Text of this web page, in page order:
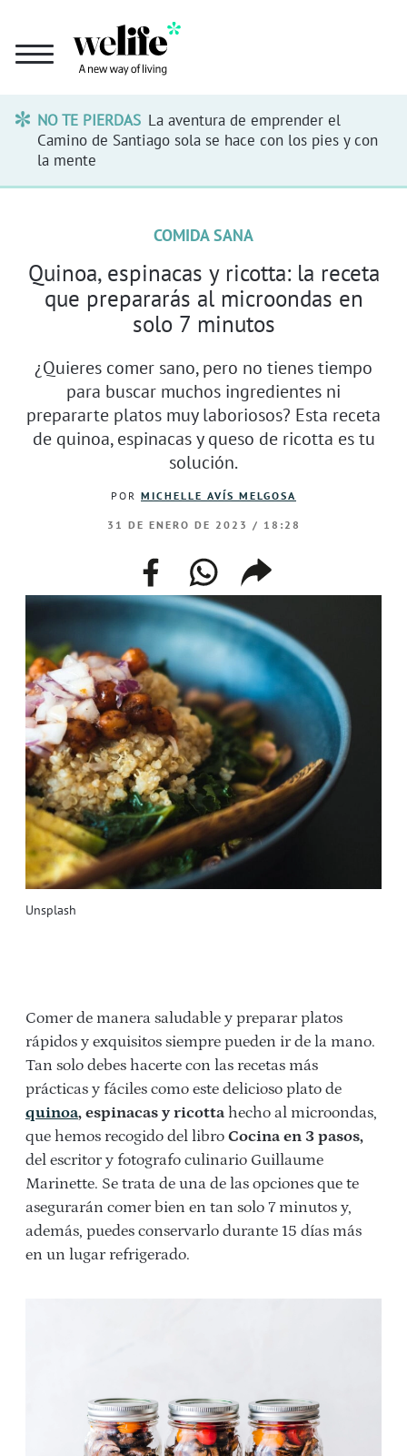
NO TE PIERDAS La aventura de emprender el
Camino de Santiago sola se hace con los pies y con
la mente
Unsplash
COMIDA SANA
Quinoa, espinacas y ricotta: la receta
que prepararás al microondas en
solo 7 minutos
¿Quieres comer sano, pero no tienes tiempo
para buscar muchos ingredientes ni
prepararte platos muy laboriosos? Esta receta
de quinoa, espinacas y queso de ricotta es tu
solución.
POR MICHELLE AVÍS MELGOSA
31 DE ENERO DE 2023 / 18:28
facebookwhatsappcompartir
enlace
Comer de manera saludable y preparar platos
rápidos y exquisitos siempre pueden ir de la mano.
Tan solo debes hacerte con las recetas más
prácticas y fáciles como este delicioso plato de
quinoa, espinacas y ricotta hecho al microondas,
que hemos recogido del libro Cocina en 3 pasos,
del escritor y fotografo culinario Guillaume
Marinette. Se trata de una de las opciones que te
asegurarán comer bien en tan solo 7 minutos y,
además, puedes conservarlo durante 15 días más
en un lugar refrigerado.